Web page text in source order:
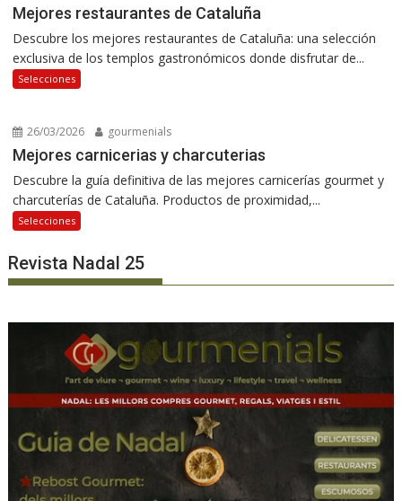
Mejores restaurantes de Cataluña
Descubre los mejores restaurantes de Cataluña: una selección
exclusiva de los templos gastronómicos donde disfrutar de...
Selecciones
26/03/2026 gourmenials
Mejores carnicerias y charcuterias
Descubre la guía definitiva de las mejores carnicerías gourmet y
charcuterías de Cataluña. Productos de proximidad,...
Selecciones
Revista Nadal 25